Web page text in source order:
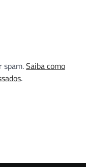
spam.Saiba como
.